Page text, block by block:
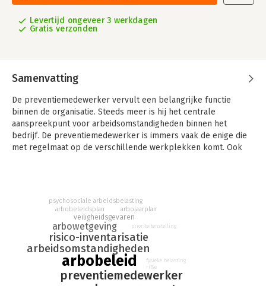
Levertijd ongeveer 3 werkdagen
Gratis verzonden
Samenvatting
De preventiemedewerker vervult een belangrijke functie
binnen de organisatie. Steeds meer is hij het centrale
aanspreekpunt voor arbeidsomstandigheden binnen het
bedrijf. De preventiemedewerker is immers vaak de enige die
met regelmaat op de verschillende werkplekken komt. Ook
bij de zorg voor de arbeidsomstandigheden.
In dit deel van de serie 'De preventiemedewerker aan het
werk' staat de beleidsvoering centraal. Het boek laat de
preventiemedewerker stap voor stap zien wat er moet
gebeuren om tot concrete plannen voor verbetering te komen.
Achtereenvolgens komen de inventarisatie van knelpunten, het
arbobeleid
preventiemedewerker
arbeidsomstandigheden
risico-inventarisatie
arbowetgeving
veiligheidsgevaren
arbobeleidsplan
psychosociale arbeidsbelasting
arbojaarplan
prioriteitenstelling
fysieke belasting
ri&e